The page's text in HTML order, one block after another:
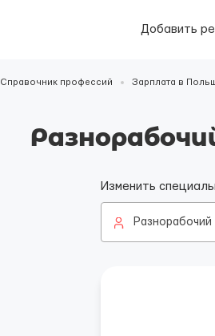
Добавить
Справочник профессий Зарплата в
Изменить
Разнорабочий